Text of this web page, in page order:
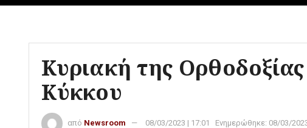
Κυριακή της
Κύκκου
από Newsroom 08/03/2023 | 17:01 Ενημερώθηκε: 08/03/